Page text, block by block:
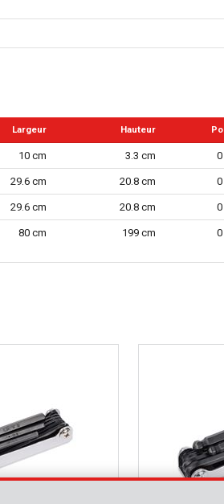
Largeur Hauteur
10 cm 3.3 cm
29.6 cm 20.8 cm
29.6 cm 20.8 cm
80 cm 199 cm